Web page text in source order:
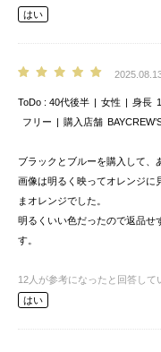
はい
ToDo 40代後半 女性 身長
フリー
購入店舗
ブラックとブルーを購入して、
画像は明るく映ってオレンジに
まオレンジでした。
明るくいい色だったので返品せ
す。
12 人が参考になったと回答して
はい